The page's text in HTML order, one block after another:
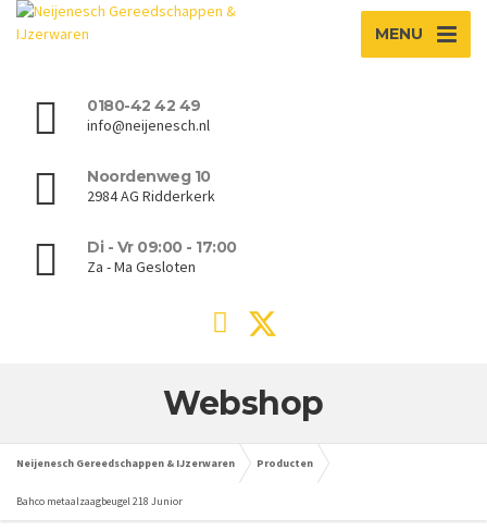
MENU
0180-42 42 49
info@neijenesch.nl
Noordenweg 10
2984 AG Ridderkerk
Di - Vr 09:00 - 17:00
Za - Ma Gesloten
Webshop
Neijenesch Gereedschappen & IJzerwaren Producten
Bahco metaalzaagbeugel 218 Junior